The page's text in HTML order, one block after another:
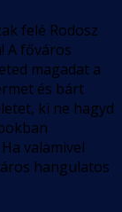
felé Rodosz
A főváros
magadat a
és bárt
ki ne hagyd
valamivel
hangulatos